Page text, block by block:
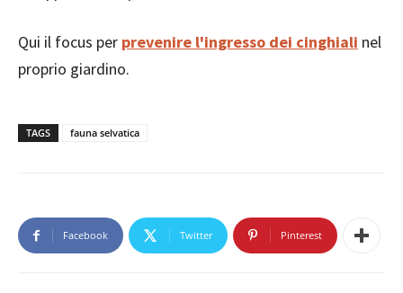
Qui il focus per prevenire l'ingresso dei cinghiali nel
proprio giardino.
TAGS fauna selvatica
Facebook Twitter Pinterest